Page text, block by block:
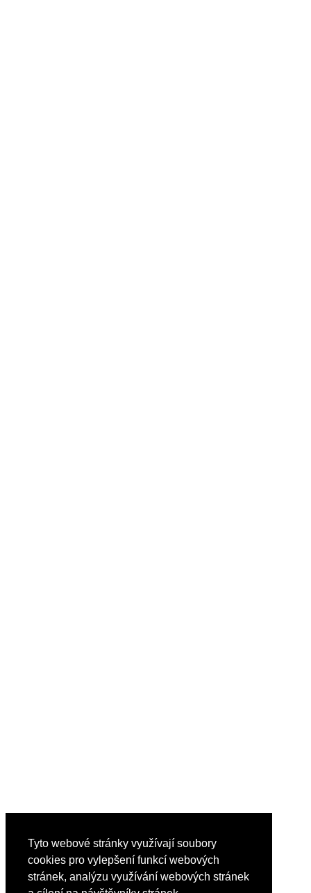
Tyto webové stránky využívají soubory
cookies pro vylepšení funkcí webových
stránek, analýzu využívání webových stránek